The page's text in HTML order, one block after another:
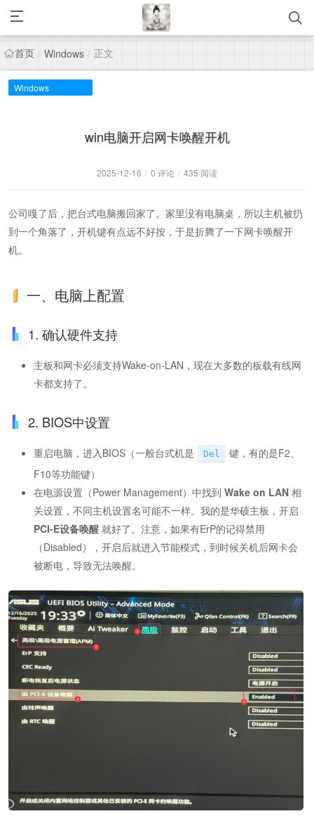
首页 / Windows / 正文
Windows
win电脑开启网卡唤醒开机
2025-12-16 / 0 评论 / 435 阅读
公司嘎了后，把台式电脑搬回家了。家里没有电脑桌，所以主机被扔
到一个角落了，开机键有点远不好按，于是折腾了一下网卡唤醒开
机。
一、电脑上配置
1. 确认硬件支持
主板和网卡必须支持Wake-on-LAN，现在大多数的板载有线网
卡都支持了。
2. BIOS中设置
重启电脑，进入BIOS（一般台式机是 Del
键，有的是F2、
F10等功能键）
在电源设置（Power Management）中找到 Wake on LAN 相
关设置，不同主机设置名可能不一样。我的是华硕主板，开启
PCI-E设备唤醒 就好了。注意，如果有ErP的记得禁用
（Disabled），开启后就进入节能模式，到时候关机后网卡会
被断电，导致无法唤醒。